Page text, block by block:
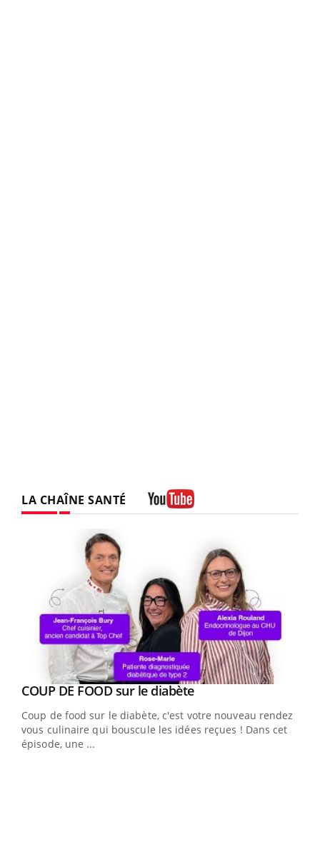
LA CHAÎNE SANTÉ
Youtube
COUP DE FOOD sur le diabèteYoutube
Coup de food sur le diabète, c'est votre nouveau rendez-
vous culinaire qui bouscule les idées reçues ! Dans cet
épisode, une ...